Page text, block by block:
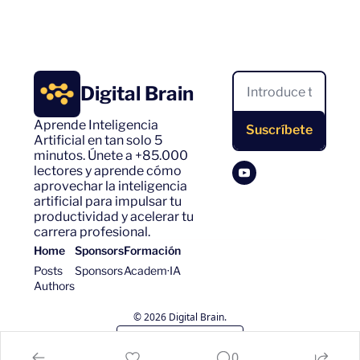
Digital Brain
Aprende Inteligencia
Artificial en tan solo 5
minutos. Únete a +85.000
lectores y aprende cómo
aprovechar la inteligencia
artificial para impulsar tu
productividad y acelerar tu
carrera profesional.
Suscríbete
Home
Posts
Authors
Sponsors
Sponsors
Formación
Academ·IA
© 2026 Digital Brain.